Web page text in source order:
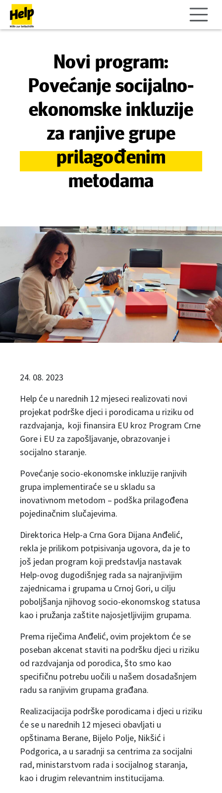
Novi program:
Povećanje socijalno-
ekonomske inkluzije
za ranjive grupe
prilagođenim
metodama
24. 08. 2023
Help će u narednih 12 mjeseci realizovati novi
projekat podrške djeci i porodicama u riziku od
razdvajanja, koji finansira EU kroz Program Crne
Gore i EU za zapošljavanje, obrazovanje i
socijalno staranje.
Povećanje socio-ekonomske inkluzije ranjivih
grupa implementiraće se u skladu sa
inovativnom metodom – podška prilagođena
pojedinačnim slučajevima.
Direktorica Help-a Crna Gora Dijana Anđelić,
rekla je prilikom potpisivanja ugovora, da je to
još jedan program koji predstavlja nastavak
Help-ovog dugodišnjeg rada sa najranjivijim
zajednicama i grupama u Crnoj Gori, u cilju
poboljšanja njihovog socio-ekonomskog statusa
kao i pružanja zaštite najosjetljivijim grupama.
Prema riječima Anđelić, ovim projektom će se
poseban akcenat staviti na podršku djeci u riziku
od razdvajanja od porodica, što smo kao
specifičnu potrebu uočili u našem dosadašnjem
radu sa ranjivim grupama građana.
Realizacijacija podrške porodicama i djeci u riziku
će se u narednih 12 mjeseci obavljati u
opštinama Berane, Bijelo Polje, Nikšić i
Podgorica, a u saradnji sa centrima za socijalni
rad, ministarstvom rada i socijalnog staranja,
kao i drugim relevantnim institucijama.